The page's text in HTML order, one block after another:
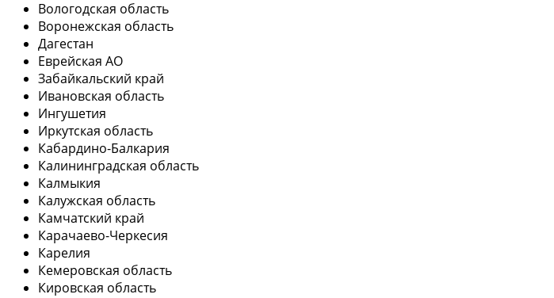
Вологодская область
Воронежская область
Дагестан
Еврейская АО
Забайкальский край
Ивановская область
Ингушетия
Иркутская область
Кабардино-Балкария
Калининградская область
Калмыкия
Калужская область
Камчатский край
Карачаево-Черкесия
Карелия
Кемеровская область
Кировская область